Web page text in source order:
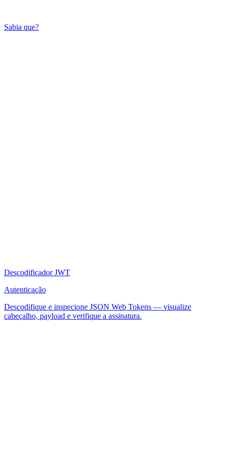
Sabia que?
Descodificador JWT
Autenticação
Descodifique e inspecione JSON Web Tokens — visualize
cabeçalho, payload e verifique a assinatura.